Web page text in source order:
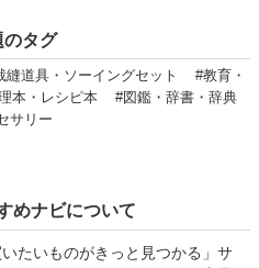
のタグ
縫道具・ソーイングセット
#教育・
本・レシピ本
#図鑑・辞書・辞典
サリー
めナビについて
たいものがきっと見つかる」サ